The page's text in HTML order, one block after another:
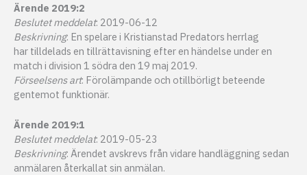
Ärende 2019:2
Beslutet meddelat: 2019-06-12
Beskrivning: En spelare i Kristianstad Predators herrlag
har tilldelads en tillrättavisning efter en händelse under en
match i division 1 södra den 19 maj 2019.
Förseelsens art: Förolämpande och otillbörligt beteende
gentemot funktionär.
Ärende 2019:1
Beslutet meddelat: 2019-05-23
Beskrivning: Ärendet avskrevs från vidare handläggning sedan
anmälaren återkallat sin anmälan.